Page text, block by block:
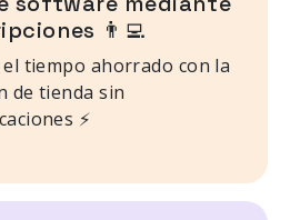
👨‍💻
tiempo ahorrado con la
de tienda sin
⚡